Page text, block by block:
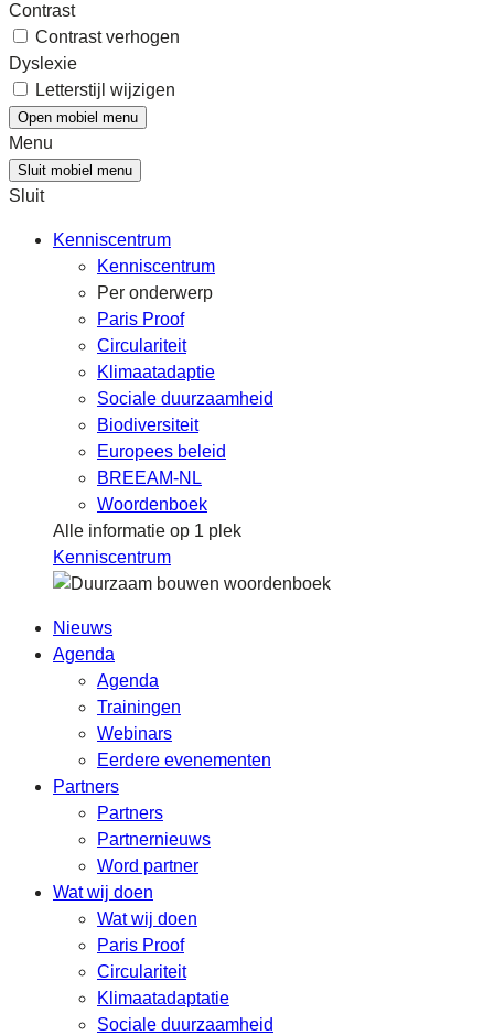
Contrast
Contrast verhogen
Dyslexie
Letterstijl wijzigen
Open mobiel menu
Menu
Sluit mobiel menu
Sluit
Kenniscentrum
Kenniscentrum
Per onderwerp
Paris Proof
Circulariteit
Klimaatadaptie
Sociale duurzaamheid
Biodiversiteit
Europees beleid
BREEAM-NL
Woordenboek
Alle informatie op 1 plek
Kenniscentrum
Nieuws
Agenda
Agenda
Trainingen
Webinars
Eerdere evenementen
Partners
Partners
Partnernieuws
Word partner
Wat wij doen
Wat wij doen
Paris Proof
Circulariteit
Klimaatadaptatie
Sociale duurzaamheid